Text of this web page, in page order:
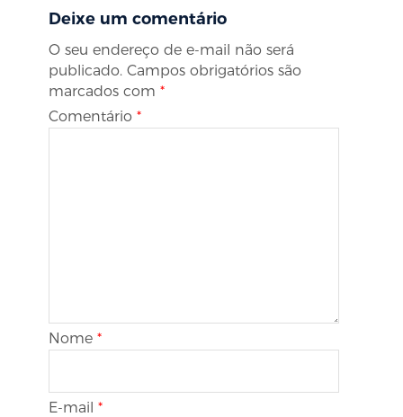
Deixe um comentário
O seu endereço de e-mail não será
publicado. Campos obrigatórios são
marcados com *
Comentário *
Nome *
E-mail *